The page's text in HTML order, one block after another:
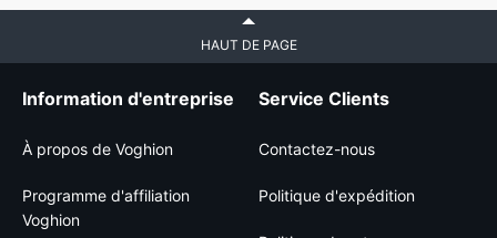
HAUT DE PAGE
Information d'entreprise
À propos de Voghion
Programme d'affiliation
Voghion
Service Clients
Contactez-nous
Politique d'expédition